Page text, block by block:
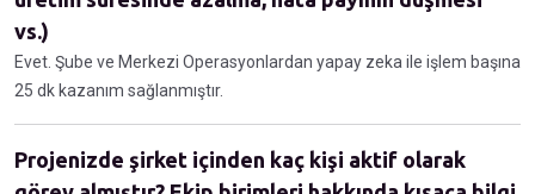
vs.)
Evet. Şube ve Merkezi Operasyonlardan yapay zeka ile işlem başına
25 dk kazanım sağlanmıştır.
Projenizde şirket içinden kaç kişi aktif olarak